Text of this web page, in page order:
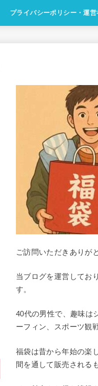
プライバシーポリシー・運営
ご訪問いただきありが
当ブログを運営してお
す。
40代の男性で、趣味は
ーフィン、スポーツ観
福袋は昔から年始の楽
間を通して販売される